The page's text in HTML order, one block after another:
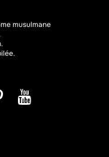
musulmane